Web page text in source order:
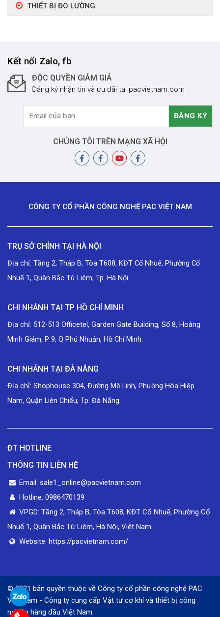
THIẾT BỊ ĐO LƯỜNG
Kết nối Zalo, fb
ĐỘC QUYỀN GIẢM GIÁ
Đăng ký nhận tin và ưu đãi tại pacvietnam.com
CHÚNG TÔI TRÊN MẠNG XÃ HỘI
CÔNG TY CỔ PHẦN CÔNG NGHỆ PAC VIỆT NAM
TRỤ SỞ CHÍNH TẠI HÀ NỘI
Địa chỉ: Tầng 2, Tháp B, Tòa T608, KĐT Cổ Nhuế, Phường Cổ
Nhuế 1, Quận Bắc Từ Liêm, Tp. Hà Nội.
CHI NHÁNH TẠI TP HỒ CHÍ MINH
Địa chỉ: 512-513 Officetel, Garden Gate Building, Số 8, Hoàng
Minh Giám, P 9, Q Phú Nhuận, Hồ Chí Minh.
CHI NHÁNH TẠI ĐÀ NẴNG
Địa chỉ: Shophouse 304, Đường Mê Linh, Phường Hòa Hiệp
Nam, Quận Liên Chiểu, Tp. Đà Nẵng.
ĐT HOTLINE
THÔNG TIN LIÊN HỆ
Email: sale1_online@pacvietnam.com
Hotline: 0986470139
VPGD: Tầng 2, Tháp B, Tòa T608, KĐT Cổ Nhuế, Phường Cổ
Nhuế 1, Quận Bắc Từ Liêm, Hà Nội, Việt Nam
Website: https://pacvietnam.com/
© 2021 bản quyền thuộc về Công ty cổ phần công nghệ PAC
Việt Nam - Công ty cung cấp Vật tư cơ khí và thiết bị công
nghiệp hàng đầu Việt Nam.